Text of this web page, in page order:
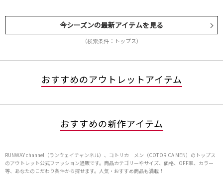
今シーズンの最新アイテムを見る
（検索条件：トップス）
おすすめのアウトレットアイテム
おすすめの新作アイテム
RUNWAY channel（ランウェイチャンネル）、コトリカ メン（COTORICA MEN）のトップス
のアウトレット公式ファッション通販です。商品カテゴリーやサイズ、価格、OFF率、カラー
等、あなたのこだわり条件から探せます。人気・おすすめ商品も満載！